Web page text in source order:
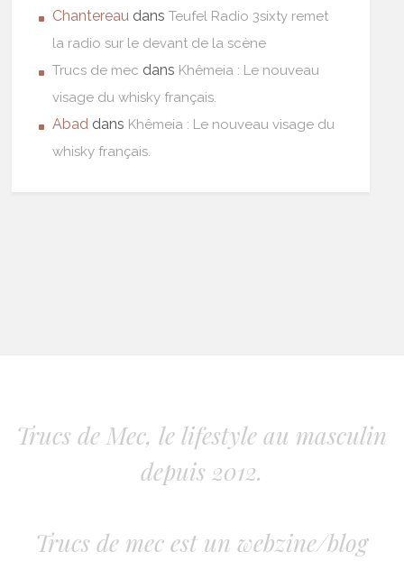
Chantereau dansTeufel Radio 3sixty remet
la radio sur le devant de la scène
Trucs de mec dans Khêmeia : Le nouveau
visage du whisky français.
Abad dans Khêmeia : Le nouveau visage du
whisky français.
Trucs de Mec, le lifestyle au masculin
depuis 2012.
Trucs de mec est un webzine/blog